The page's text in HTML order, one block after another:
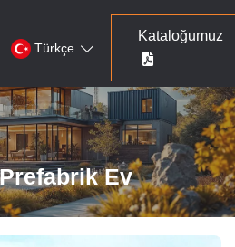
Türkçe
Kataloğumuz
Ev